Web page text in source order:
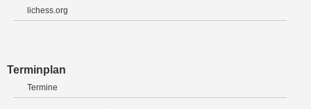
lichess.org
Terminplan
Termine